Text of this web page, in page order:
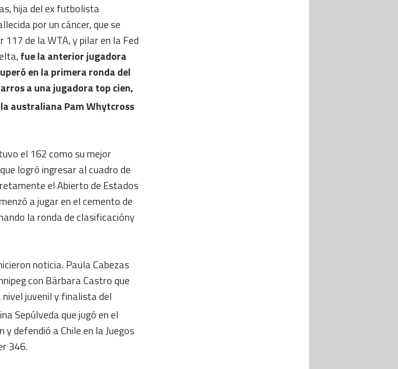
hija del ex futbolista
por un cáncer, que se
de la WTA, y pilar en la Fed
fue la anterior jugadora
en la primera ronda del
a una jugadora top cien,
australiana Pam Whytcross
el 162 como su mejor
logró ingresar al cuadro de
el Abierto de Estados
a jugar en el cemento de
la ronda de clasificacióny
noticia. Paula Cabezas
con Bárbara Castro que
nivel juvenil y finalista del
Sepúlveda que jugó en el
defendió a Chile en la Juegos
346.